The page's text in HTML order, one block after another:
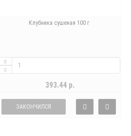
Клубника сушеная 100 г
393.44 р.
ЗАКОНЧИЛСЯ